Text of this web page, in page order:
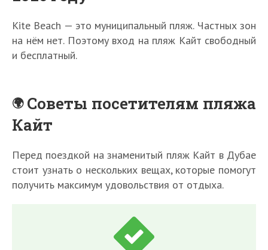
Kite Beach — это муниципальный пляж. Частных зон
на нём нет. Поэтому вход на пляж Кайт свободный
и бесплатный.
Советы посетителям пляжа
Кайт
Перед поездкой на знаменитый пляж Кайт в Дубае
стоит узнать о нескольких вещах, которые помогут
получить максимум удовольствия от отдыха.